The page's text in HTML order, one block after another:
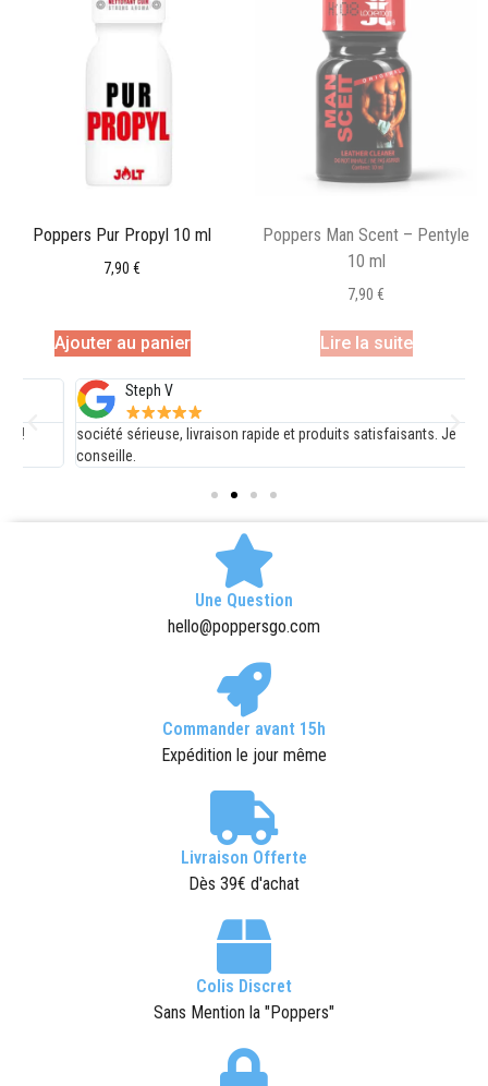
Poppers Man Scent – Pentyle
10 ml
7,90 €
Lire la suite
Poppers Pur Propyl 10 ml
7,90 €
Ajouter au panier
Steph V
société sérieuse, livraison rapide et produits satisfaisants. Je
conseille.
Une Question
hello@poppersgo.com
Commander avant 15h
Expédition le jour même
Livraison Offerte
Dès 39€ d'achat
Colis Discret
Sans Mention la "Poppers"